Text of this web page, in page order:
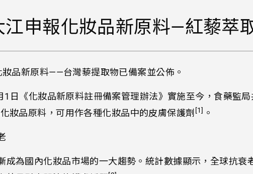
江申報化妝品新原料—紅藜萃
品新原料——台灣藜提取物已備案並公佈。
1日《化妝品新原料註冊備案管理辦法》實施至今，食藥監
妝品原料，可用作各種化妝品中的皮膚保護劑 [1] 。
成為國內化妝品市場的一大趨勢。 統計數據顯示，全球抗衰